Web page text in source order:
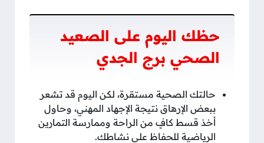
حظك اليوم على الصعيد
الصحي برج الجدي
حالتك الصحية مستقرة، لكن اليوم قد تشعر
ببعض الإرهاق نتيجة الإجهاد المهني، وحاول
أخذ قسط كافٍ من الراحة وممارسة التمارين
الرياضية للحفاظ على نشاطك.